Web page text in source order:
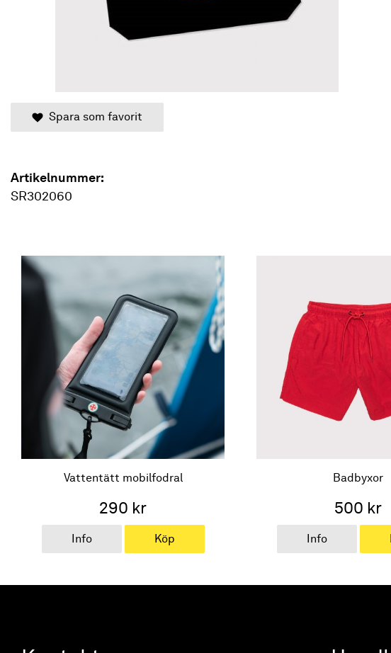
Spara som favorit
Artikelnummer:
SR302060
Vattentätt mobilfodral
290 kr
Info Köp
Badbyxor
500 kr
Info